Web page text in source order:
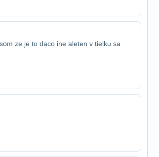
ze je to daco ine ale​ten v tielku sa